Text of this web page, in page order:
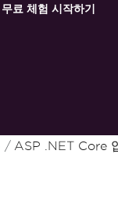
무료 체험 시작하기
ASP .NET Core